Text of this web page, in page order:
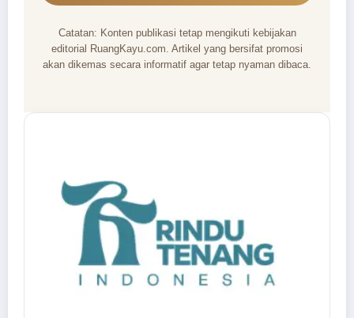
Catatan: Konten publikasi tetap mengikuti kebijakan
editorial RuangKayu.com. Artikel yang bersifat promosi
akan dikemas secara informatif agar tetap nyaman dibaca.